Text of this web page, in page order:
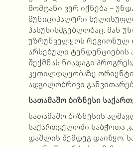
მომტანი ვერ იქნება –
მუნიციპალური
პასუხისმგებლობაც. მან
უზრუნველყოს რეგიონულ
არსებული ტენდენციების
შექმნას ნიადაგი
კეთილდღეობაზე
ადგილობრივი
სათამაშო ბიზნესი
სათამაშო ბიზნესის
საქართველოში საბჭოთა
დაშლის შემდეგ დაიწყო.